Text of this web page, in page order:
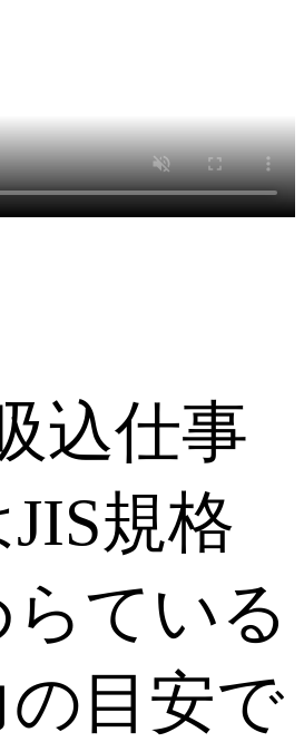
仕事
規格
ている
目安で